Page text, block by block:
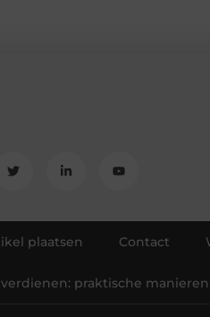
plaatsen Contact
praktische